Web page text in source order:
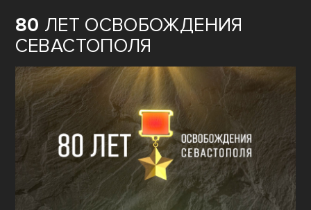
80 ЛЕТ ОСВОБОЖДЕНИЯ
СЕВАСТОПОЛЯ